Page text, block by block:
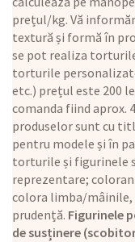
prețul/kg. Vă
textură și formă în
se pot realiza
torturile
etc.) prețul este 200
comanda fiind aprox.
produselor sunt cu
pentru modele și în
torturile și figurinele
reprezentare;
colora limba/mâinile,
prudență. Figurinele
de susținere